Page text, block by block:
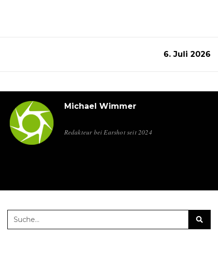
6. Juli 2026
Michael Wimmer
Redakteur bei Earshot seit 2024